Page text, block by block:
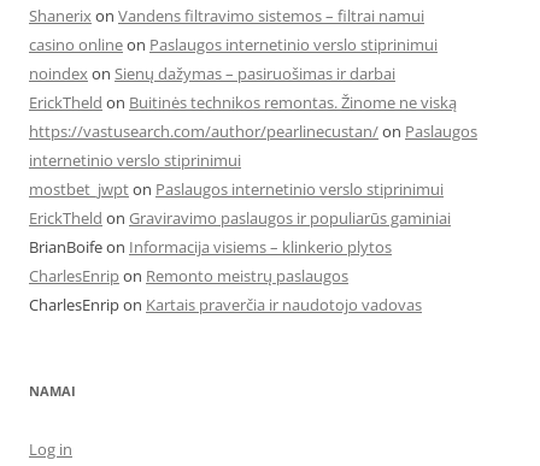
Shanerixon Vandens filtravimo sistemos – filtrai namui
casino onlineon Paslaugos internetinio verslo stiprinimui
noindexon Sienų dažymas – pasiruošimas ir darbai
ErickTheld on Buitinės technikos remontas. Žinome ne viską
https://vastusearch.com/author/pearlinecustan/on Paslaugos
internetinio verslo stiprinimui
mostbet_jwpton Paslaugos internetinio verslo stiprinimui
ErickTheld on Graviravimo paslaugos ir populiarūs gaminiai
BrianBoifeon Informacija visiems – klinkerio plytos
CharlesEnripon Remonto meistrų paslaugos
CharlesEnripon Kartais praverčia ir naudotojo vadovas
NAMAI
Log in